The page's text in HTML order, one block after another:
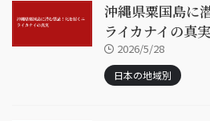
沖縄県粟国島に
ライカナイの真実
2026/5/28
日本の地域別